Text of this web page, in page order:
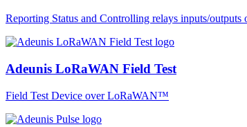
Reporting Status and Controlling relays inputs/
Adeunis LoRaWAN Field Test
Field Test Device over LoRaWAN™